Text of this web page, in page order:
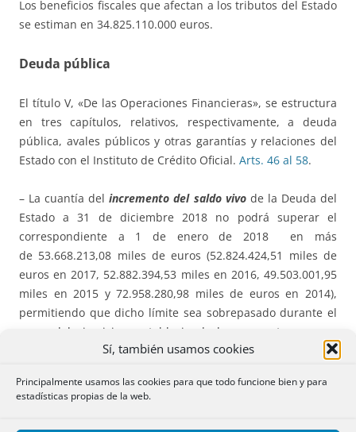
Sí, también usamos cookies
Principalmente usamos las cookies para que todo funcione bien y para
estadísticas propias de la web.
Los beneficios fiscales que afectan a los tributos del Estado
se estiman en 34.825.110.000 euros.
Deuda pública
El título V, «De las Operaciones Financieras», se estructura
en tres capítulos, relativos, respectivamente, a deuda
pública, avales públicos y otras garantías y relaciones del
Estado con el Instituto de Crédito Oficial. Arts. 46 al 58.
– La cuantía delincremento del saldo vivode la Deuda del
Estado a 31 de diciembre 2018 no podrá superar el
correspondiente a 1 de enero de 2018 en más
de 53.668.213,08 miles de euros (52.824.424,51 miles de
euros en 2017, 52.882.394,53 miles en 2016, 49.503.001,95
miles en 2015 y 72.958.280,98 miles de euros en 2014),
permitiendo que dicho límite sea sobrepasado durante el
curso del ejercicio y estableciendo los supuestos en que
quedará automáticamente revisado.
– El importe autorizado deDeuda para los Organismos